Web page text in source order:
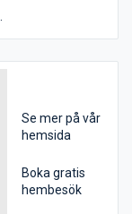
Se mer på vår
hemsida
Boka gratis
hembesök